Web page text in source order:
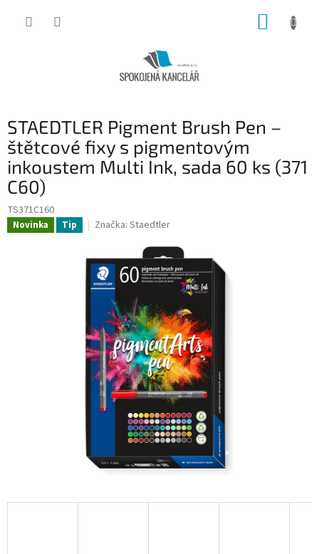
STAEDTLER Pigment Brush Pen –
štětcové fixy s pigmentovým
inkoustem Multi Ink, sada 60 ks (371
C60)
TS371C160
Novinka Tip Značka: Staedtler